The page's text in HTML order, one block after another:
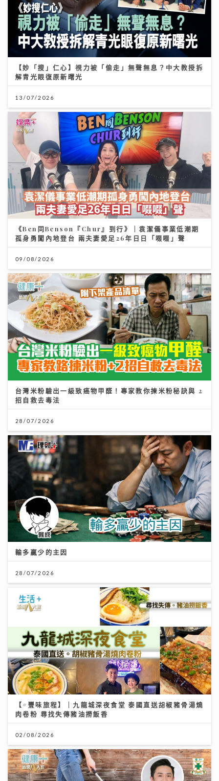
【妙「搜」仁心】視力被「偷走」無聲無息？中大教授拆
解青光眼復原新曙光
13/07/2026
《Ben同Benson『Chur』到行》｜袁潔儀事業低潮期
孤身勇闖內地登台 兩夫妻愛足26年日日「啜啜」聲
09/08/2026
台灣米粉驗出一級致癌物甲醛！專家教你揀米粉秘訣與 2
招自救去毒法
28/07/2026
輸多贏少的主因
28/07/2026
【#豐味旅程】｜九龍城深夜食堂 泰國直送胡椒豬骨湯燒
肉卷粉 尋找失傳豬油撈飯香
02/08/2026